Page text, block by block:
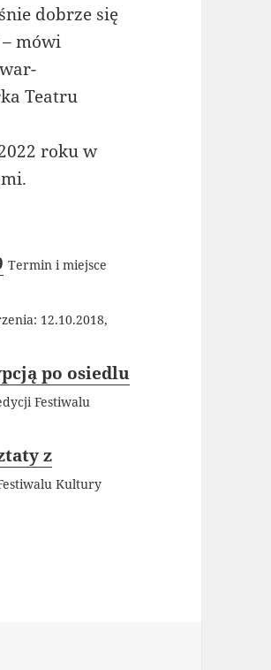
dobrze się
mówi
Teatru
roku w
Termin i miejsce
12.10.2018,
po osiedlu
Festiwalu
z
Kultury